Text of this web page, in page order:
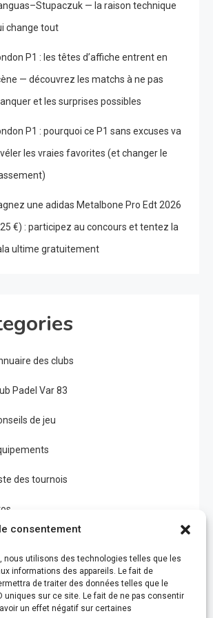
consentement
nous utilisons des technologies telles que les
informations des appareils. Le fait de
de traiter des données telles que le
uniques sur ce site. Le fait de ne pas consentir
un effet négatif sur certaines
— la raison technique
change tout
P1 : les têtes d’affiche entrent en
— découvrez les matchs à ne pas
et les surprises possibles
P1 : pourquoi ce P1 sans excuses va
les vraies favorites (et changer le
une adidas Metalbone Pro Edt 2026
€) : participez au concours et tentez la
ultime gratuitement
des clubs
Padel Var 83
de jeu
des tournois